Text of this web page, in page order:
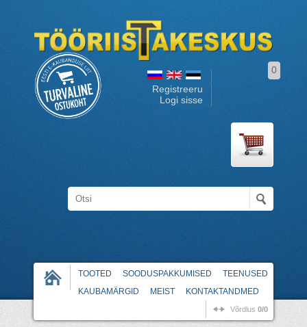
Registreeru
Logi sisse
0
TOOTED SOODUSPAKKUMISED
TEENUSED
KAUBAMÄRGID
MEIST KONTAKTANDMED
Võrdlus 0/0